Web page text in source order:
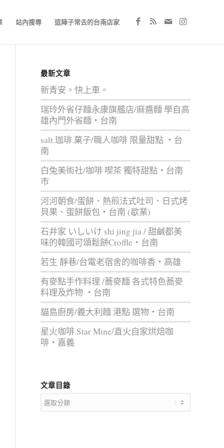
站內搜尋 這陣子常去的台南店家
最新文章
新青安。快上車。
瑞玲外省仔麵永康旗艦店/麻醬麵 學自高
雄內門外省麵‧台南
salt.珈琲.菓子/職人咖啡 限量甜點 ‧台
南
白兔美術社/咖啡 喫茶 獨特甜點‧台南
市
河河朝食/蛋餅、熱煎法式吐司、日式烤
貝果、蛋餅飯包‧台南 (歇業)
石井家 いしいけ shi jing jia / 甜鹹都美
味的韓國可頌鬆餅Croffle‧台南
若生 靜巷/台電老宿舍的咖啡香‧高雄
有麥點手作料理 /蕎麥麵 各式特色蕎麥
料理及炸物 ‧台南
貓島廚房/義大利麵 港點 選物‧台南
星火咖啡 Star Mine/直火自家烘焙咖
啡‧嘉義
文章目錄
文
章